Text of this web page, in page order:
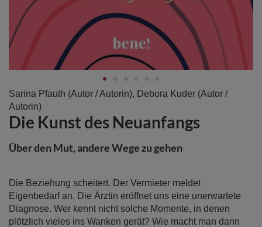
Sarina Pfauth (Autor / Autorin), Debora Kuder (Autor /
Autorin)
Die Kunst des Neuanfangs
Über den Mut, andere Wege zu gehen
Die Beziehung scheitert. Der Vermieter meldet
Eigenbedarf an. Die Ärztin eröffnet uns eine unerwartete
Diagnose. Wer kennt nicht solche Momente, in denen
plötzlich vieles ins Wanken gerät? Wie macht man dann
Zum
Anfang
der
Bildergalerie
springen